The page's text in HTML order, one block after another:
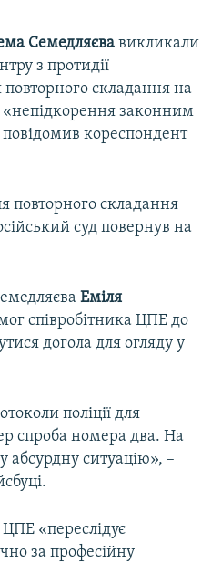
Семедляєва викликали
з протидії
складання на
«непідкорення законним
кореспондент
повторного складання
суд повернув на
Еміля
співробітника ЦПЕ до
догола для огляду у
поліції для
спроба номера два. На
абсурдну ситуацію», –
«переслідує
за професійну